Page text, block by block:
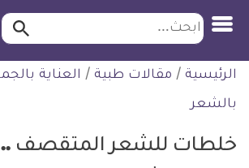
التخطي
للمحتوى
ابحث
الرئيسية / مقالات طبية / العناية
بالشعر
خلطات للشعر المتقصف